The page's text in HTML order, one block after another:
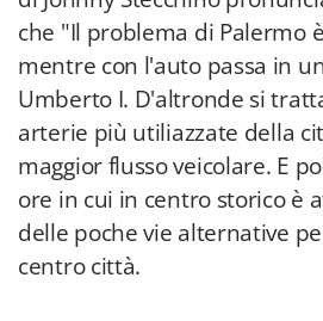
che "Il problema di Palermo
mentre con l'auto passa in
Umberto I. D'altronde si
arterie più utiliazzate della
maggior flusso veicolare. E
ore in cui in centro storico è
delle poche vie alternative
centro città.